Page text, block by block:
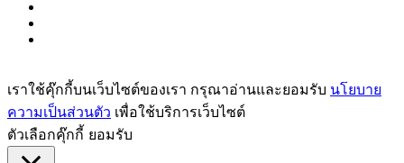
เราใช้คุ๊กกี้บนเว็บไซต์ของเรา กรุณาอ่านและยอมรับ นโยบาย
ความเป็นส่วนตัว เพื่อใช้บริการเว็บไซต์
ตัวเลือกคุ๊กกี้ ยอมรับ